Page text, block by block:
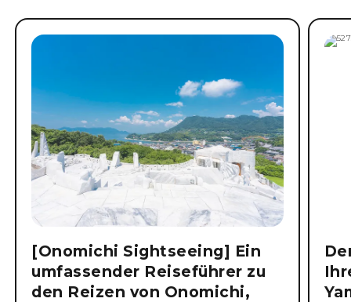
[Onomichi Sightseeing] Ein
umfassender Reiseführer zu
den Reizen von Onomichi,